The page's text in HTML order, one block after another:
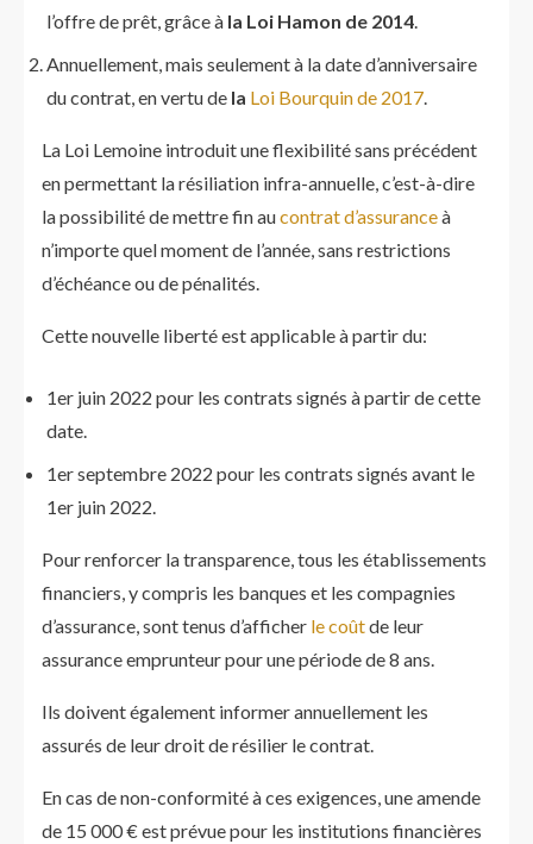
l’offre de prêt, grâce à la Loi Hamon de 2014.
Annuellement, mais seulement à la date d’anniversaire
du contrat, en vertu de la Loi Bourquin de 2017.
La Loi Lemoine introduit une flexibilité sans précédent
en permettant la résiliation infra-annuelle, c’est-à-dire
la possibilité de mettre fin aucontrat d’assuranceà
n’importe quel moment de l’année, sans restrictions
d’échéance ou de pénalités.
Cette nouvelle liberté est applicable à partir du:
1er juin 2022 pour les contrats signés à partir de cette
date.
1er septembre 2022 pour les contrats signés avant le
1er juin 2022.
Pour renforcer la transparence, tous les établissements
financiers, y compris les banques et les compagnies
d’assurance, sont tenus d’afficher le coûtde leur
assurance emprunteur pour une période de 8 ans.
Ils doivent également informer annuellement les
assurés de leur droit de résilier le contrat.
En cas de non-conformité à ces exigences, une amende
de 15 000 € est prévue pour les institutions financières